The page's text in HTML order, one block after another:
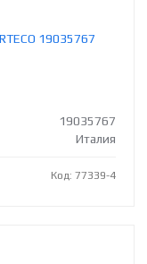
19035767
19035767
Италия
Код: 77339-4